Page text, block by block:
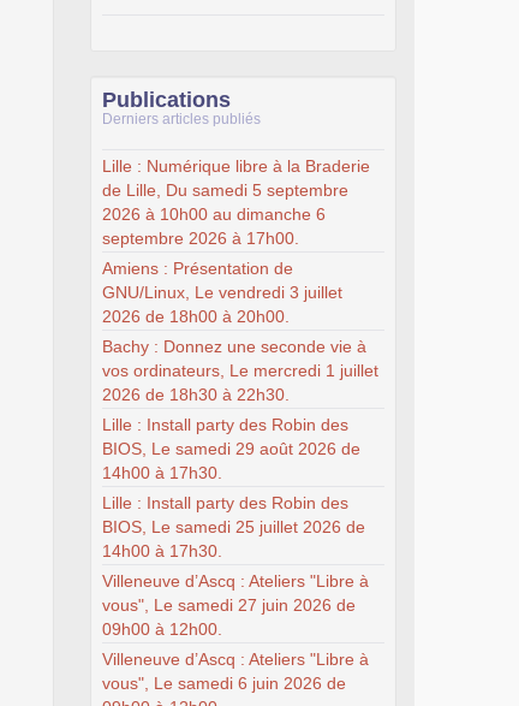
Publications
Derniers articles publiés
Lille : Numérique libre à la Braderie
de Lille, Du samedi 5 septembre
2026 à 10h00 au dimanche 6
septembre 2026 à 17h00.
Amiens : Présentation de
GNU/Linux, Le vendredi 3 juillet
2026 de 18h00 à 20h00.
Bachy : Donnez une seconde vie à
vos ordinateurs, Le mercredi 1 juillet
2026 de 18h30 à 22h30.
Lille : Install party des Robin des
BIOS, Le samedi 29 août 2026 de
14h00 à 17h30.
Lille : Install party des Robin des
BIOS, Le samedi 25 juillet 2026 de
14h00 à 17h30.
Villeneuve d’Ascq : Ateliers "Libre à
vous", Le samedi 27 juin 2026 de
09h00 à 12h00.
Villeneuve d’Ascq : Ateliers "Libre à
vous", Le samedi 6 juin 2026 de